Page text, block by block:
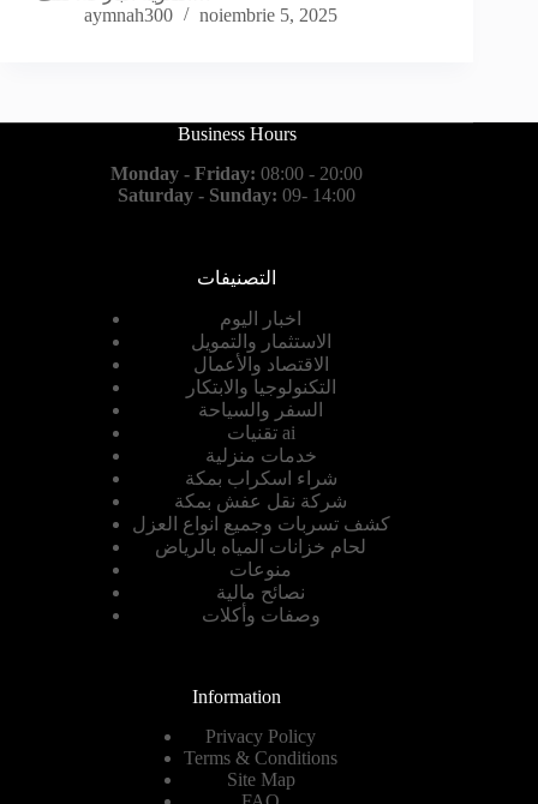
aymnah300
noiembrie 5, 2025
Business Hours
Monday - Friday: 08:00 - 20:00
Saturday - Sunday: 09- 14:00
التصنيفات
اخبار اليوم
الاستثمار والتمويل
الاقتصاد والأعمال
التكنولوجيا والابتكار
السفر والسياحة
تقنيات ai
خدمات منزلية
شراء اسكراب بمكة
شركة نقل عفش بمكة
كشف تسربات وجميع انواع العزل
لحام خزانات المياه بالرياض
منوعات
نصائح مالية
وصفات وأكلات
Information
Privacy Policy
Terms & Conditions
Site Map